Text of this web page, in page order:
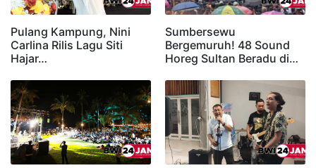
Pulang Kampung, Nini
Carlina Rilis Lagu Siti
Hajar…
Sumbersewu
Bergemuruh! 48 Sound
Horeg Sultan Beradu di…